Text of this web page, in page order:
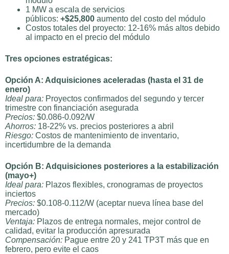
1 MW a escala de servicios
públicos: +$25,800 aumento del costo del módulo
Costos totales del proyecto: 12-16% más altos debido
al impacto en el precio del módulo
Tres opciones estratégicas:
Opción A: Adquisiciones aceleradas (hasta el 31 de
enero)
Ideal para: Proyectos confirmados del segundo y tercer
trimestre con financiación asegurada
Precios: $0.086-0.092/W
Ahorros: 18-22% vs. precios posteriores a abril
Riesgo: Costos de mantenimiento de inventario,
incertidumbre de la demanda
Opción B: Adquisiciones posteriores a la estabilización
(mayo+)
Ideal para: Plazos flexibles, cronogramas de proyectos
inciertos
Precios: $0.108-0.112/W (aceptar nueva línea base del
mercado)
Ventaja: Plazos de entrega normales, mejor control de
calidad, evitar la producción apresurada
Compensación: Pague entre 20 y 241 TP3T más que en
febrero, pero evite el caos